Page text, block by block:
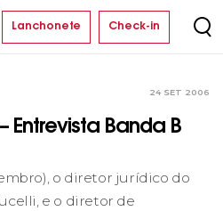
Lanchonete Check-in
24 SET 2006
Entrevista Banda B
o diretor jurídico do
e o diretor de